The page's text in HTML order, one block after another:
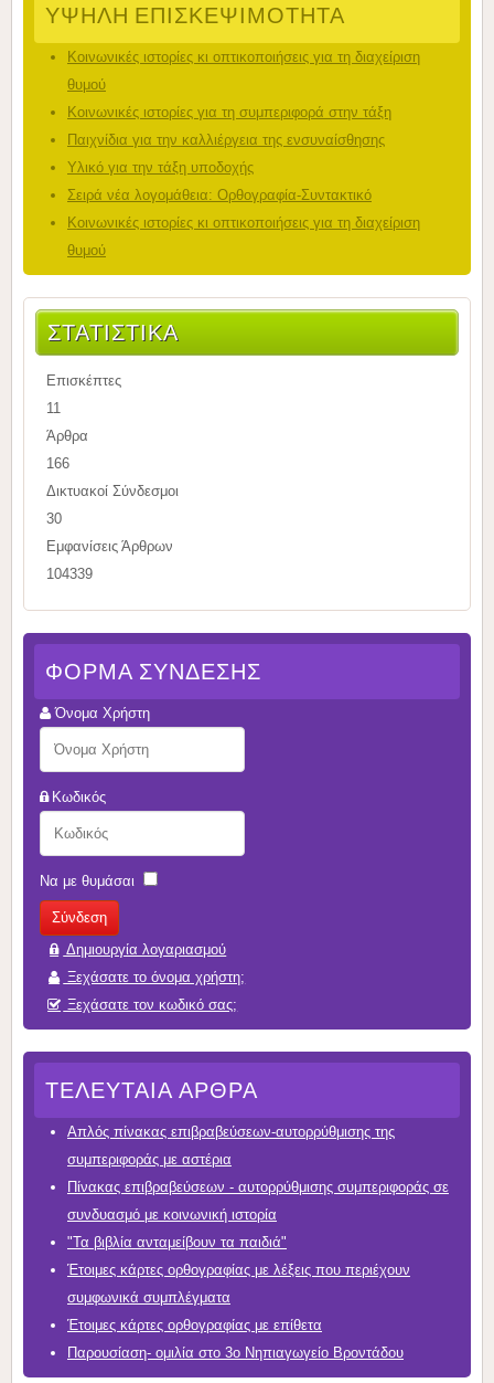
ΥΨΗΛΉ ΕΠΙΣΚΕΨΙΜΌΤΗΤΑ
Κοινωνικές ιστορίες κι οπτικοποιήσεις για τη διαχείριση
θυμού
Κοινωνικές ιστορίες για τη συμπεριφορά στην τάξη
Παιχνίδια για την καλλιέργεια της ενσυναίσθησης
Υλικό για την τάξη υποδοχής
Σειρά νέα λογομάθεια: Ορθογραφία-Συντακτικό
Κοινωνικές ιστορίες κι οπτικοποιήσεις για τη διαχείριση
θυμού
ΣΤΑΤΙΣΤΙΚΆ
Επισκέπτες
11
Άρθρα
166
Δικτυακοί Σύνδεσμοι
30
Εμφανίσεις Άρθρων
104339
ΦΌΡΜΑ ΣΎΝΔΕΣΗΣ
Όνομα Χρήστη
Κωδικός
Να με θυμάσαι
Δημιουργία λογαριασμού
Ξεχάσατε το όνομα χρήστη;
Ξεχάσατε τον κωδικό σας;
ΤΕΛΕΥΤΑΊΑ ΆΡΘΡΑ
Απλός πίνακας επιβραβεύσεων-αυτορρύθμισης της
συμπεριφοράς με αστέρια
Πίνακας επιβραβεύσεων - αυτορρύθμισης συμπεριφοράς σε
συνδυασμό με κοινωνική ιστορία
"Τα βιβλία ανταμείβουν τα παιδιά"
Έτοιμες κάρτες ορθογραφίας με λέξεις που περιέχουν
συμφωνικά συμπλέγματα
Έτοιμες κάρτες ορθογραφίας με επίθετα
Παρουσίαση- ομιλία στο 3ο Νηπιαγωγείο Βροντάδου